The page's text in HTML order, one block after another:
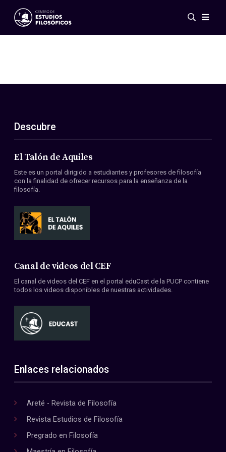
Eventos
ES
EN
Acerca de nosotros
Miembros
Convenios
Descubre
El Talón de Aquiles
Este es un portal dirigido a estudiantes y profesores de filosofía
con la finalidad de ofrecer recursos para la enseñanza de la
filosofía.
Canal de videos del CEF
El canal de videos del CEF en el portal eduCast de la PUCP contiene
todos los videos disponibles de nuestras actividades.
Enlaces relacionados
Areté - Revista de Filosofía
Revista Estudios de Filosofía
Pregrado en Filosofía